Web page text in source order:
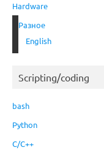
Hardware
Разное
English
Scripting/coding
bash
Python
C/C++